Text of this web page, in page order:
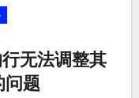
无法调整其
问题